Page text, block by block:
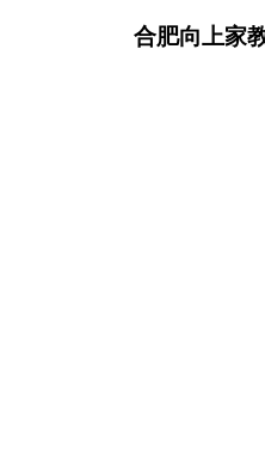
合肥向上家